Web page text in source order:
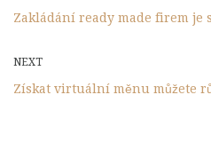
navigation
Post
Zakládání ready made firem je
Next
Post
NEXT
Získat virtuální měnu můžete